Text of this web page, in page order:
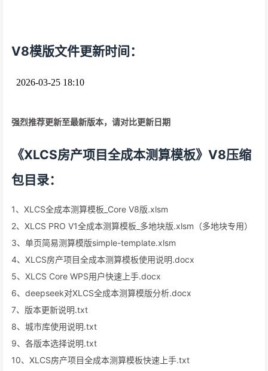
V8模版文件更新时间：
强烈推荐更新至最新版本，请对比更新日期
《XLCS房产项目全成本测算模板》V8压缩
包目录：
1、XLCS全成本测算模板_Core V8版.xlsm
2、XLCS PRO V1全成本测算模板_多地块版.xlsm（多地块专用）
3、单页简易测算模版simple-template.xlsm
4、XLCS房产项目全成本测算模板使用说明.docx
5、XLCS Core WPS用户快速上手.docx
6、deepseek对XLCS全成本测算模版分析.docx
7、版本更新说明.txt
8、城市库使用说明.txt
9、各版本选择说明.txt
10、XLCS房产项目全成本测算模板快速上手.txt